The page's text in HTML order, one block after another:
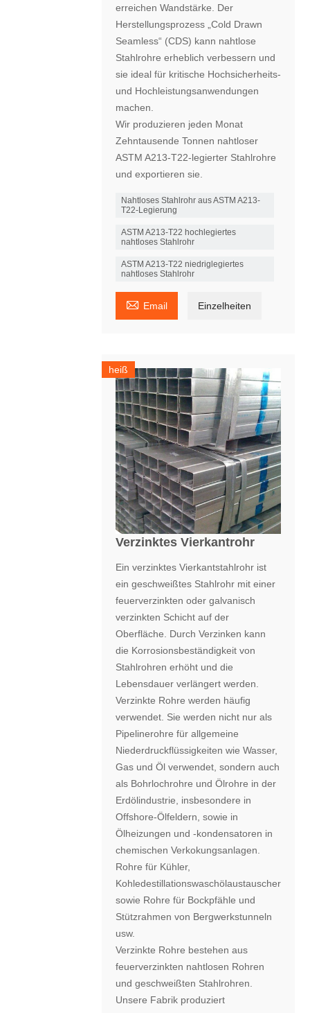
erreichen Wandstärke. Der
Herstellungsprozess „Cold Drawn
Seamless“ (CDS) kann nahtlose
Stahlrohre erheblich verbessern und
sie ideal für kritische Hochsicherheits-
und Hochleistungsanwendungen
machen.
Wir produzieren jeden Monat
Zehntausende Tonnen nahtloser
ASTM A213-T22-legierter Stahlrohre
und exportieren sie.
Nahtloses Stahlrohr aus ASTM A213-
T22-Legierung
ASTM A213-T22 hochlegiertes
nahtloses Stahlrohr
ASTM A213-T22 niedriglegiertes
nahtloses Stahlrohr
 Email Einzelheiten
heiß
Verzinktes Vierkantrohr
Ein verzinktes Vierkantstahlrohr ist
ein geschweißtes Stahlrohr mit einer
feuerverzinkten oder galvanisch
verzinkten Schicht auf der
Oberfläche. Durch Verzinken kann
die Korrosionsbeständigkeit von
Stahlrohren erhöht und die
Lebensdauer verlängert werden.
Verzinkte Rohre werden häufig
verwendet. Sie werden nicht nur als
Pipelinerohre für allgemeine
Niederdruckflüssigkeiten wie Wasser,
Gas und Öl verwendet, sondern auch
als Bohrlochrohre und Ölrohre in der
Erdölindustrie, insbesondere in
Offshore-Ölfeldern, sowie in
Ölheizungen und -kondensatoren in
chemischen Verkokungsanlagen.
Rohre für Kühler,
Kohledestillationswaschölaustauscher
sowie Rohre für Bockpfähle und
Stützrahmen von Bergwerkstunneln
usw.
Verzinkte Rohre bestehen aus
feuerverzinkten nahtlosen Rohren
und geschweißten Stahlrohren.
Unsere Fabrik produziert